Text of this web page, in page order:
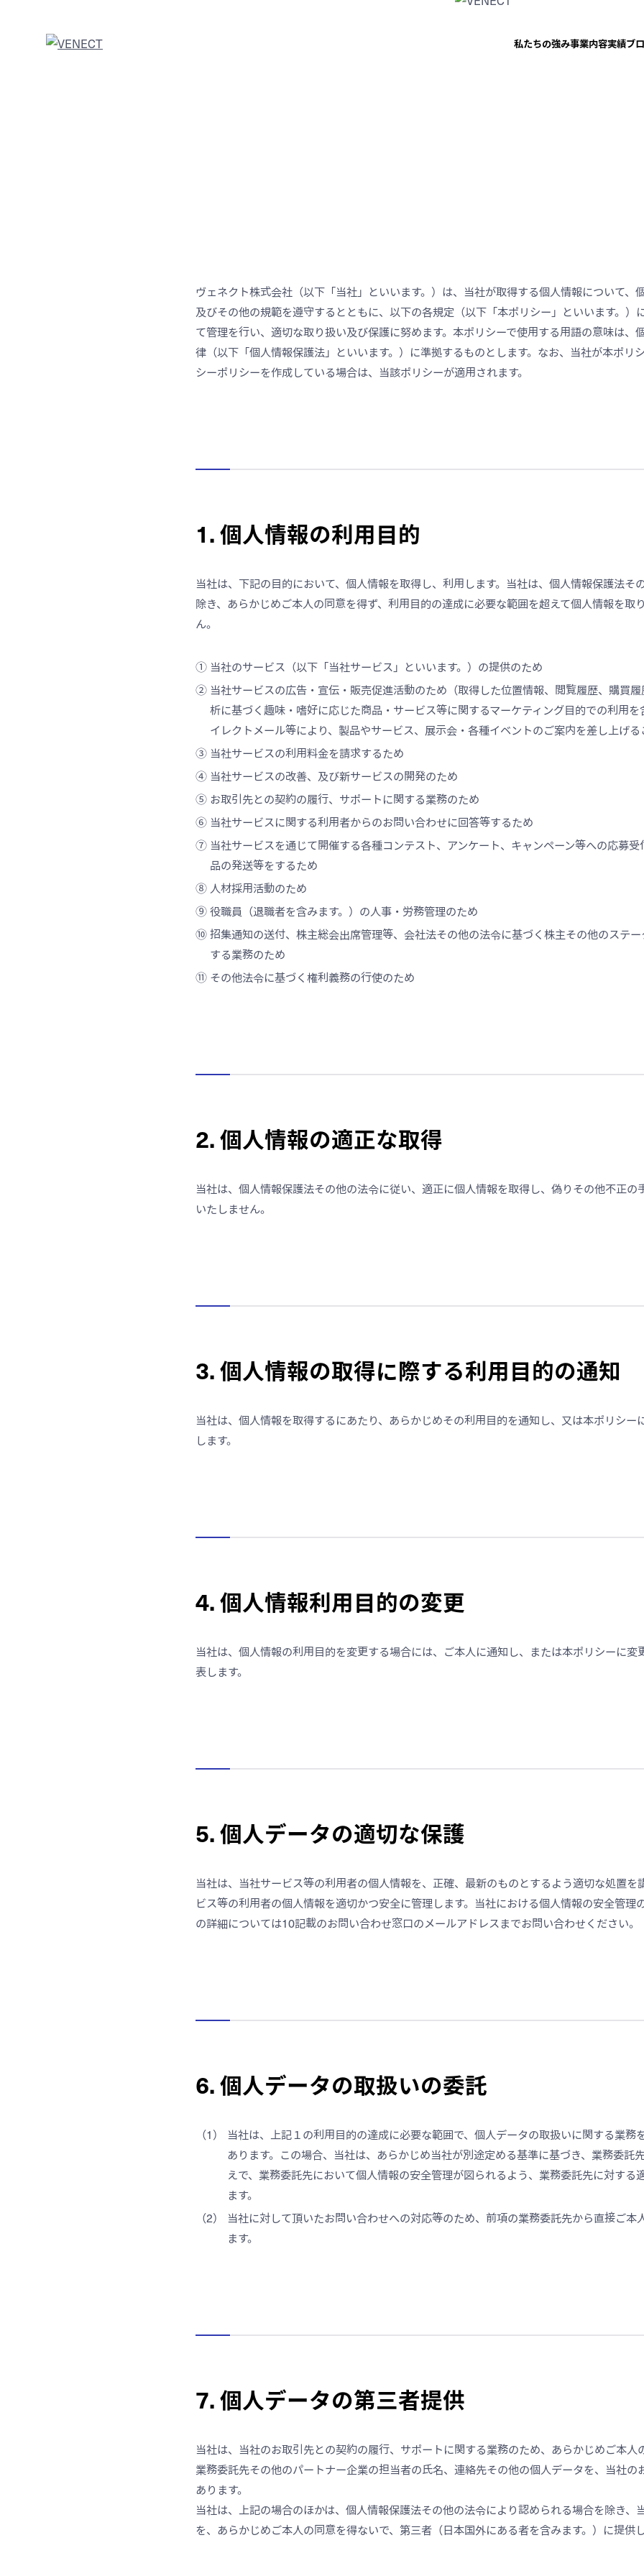
私たちの強み事業内容実績ブ
ヴェネクト株式会社（以下「当社」といいます。）は、当社が取得する個人情報について、
及びその他の規範を遵守するとともに、以下の各規定（以下「本ポリシー」といいます。）
て管理を行い、適切な取り扱い及び保護に努めます。本ポリシーで使用する用語の意味は、
律（以下「個人情報保護法」といいます。）に準拠するものとします。なお、当社が本ポリ
シーポリシーを作成している場合は、当該ポリシーが適用されます。
1. 個人情報の利用目的
当社は、下記の目的において、個人情報を取得し、利用します。当社は、個人情報保護法そ
除き、あらかじめご本人の同意を得ず、利用目的の達成に必要な範囲を超えて個人情報を取
ん。
① 当社のサービス（以下「当社サービス」といいます。）の提供のため
② 当社サービスの広告・宣伝・販売促進活動のため（取得した位置情報、閲覧履歴、購買
析に基づく趣味・嗜好に応じた商品・サービス等に関するマーケティング目的での利用
イレクトメール等により、製品やサービス、展示会・各種イベントのご案内を差し上げる
③ 当社サービスの利用料金を請求するため
④ 当社サービスの改善、及び新サービスの開発のため
⑤ お取引先との契約の履行、サポートに関する業務のため
⑥ 当社サービスに関する利用者からのお問い合わせに回答等するため
⑦ 当社サービスを通じて開催する各種コンテスト、アンケート、キャンペーン等への応募
品の発送等をするため
⑧ 人材採用活動のため
⑨役職員（退職者を含みます。）の人事・労務管理のため
⑩招集通知の送付、株主総会出席管理等、会社法その他の法令に基づく株主その他のステ
する業務のため
⑪ その他法令に基づく権利義務の行使のため
2. 個人情報の適正な取得
当社は、個人情報保護法その他の法令に従い、適正に個人情報を取得し、偽りその他不正の
いたしません。
3. 個人情報の取得に際する利用目的の通知
当社は、個人情報を取得するにあたり、あらかじめその利用目的を通知し、又は本ポリシー
します。
4. 個人情報利用目的の変更
当社は、個人情報の利用目的を変更する場合には、ご本人に通知し、または本ポリシーに変
表します。
5. 個人データの適切な保護
当社は、当社サービス等の利用者の個人情報を、正確、最新のものとするよう適切な処置を
ビス等の利用者の個人情報を適切かつ安全に管理します。当社における個人情報の安全管理
の詳細については10記載のお問い合わせ窓口のメールアドレスまでお問い合わせください。
6. 個人データの取扱いの委託
当社は、上記１の利用目的の達成に必要な範囲で、個人データの取扱いに関する業務
あります。この場合、当社は、あらかじめ当社が別途定める基準に基づき、業務委託
えで、業務委託先において個人情報の安全管理が図られるよう、業務委託先に対する
ます。
当社に対して頂いたお問い合わせへの対応等のため、前項の業務委託先から直接ご本
ます。
7. 個人データの第三者提供
当社は、当社のお取引先との契約の履行、サポートに関する業務のため、あらかじめご本人
業務委託先その他のパートナー企業の担当者の氏名、連絡先その他の個人データを、当社の
あります。
当社は、上記の場合のほかは、個人情報保護法その他の法令により認められる場合を除き、
を、あらかじめご本人の同意を得ないで、第三者（日本国外にある者を含みます。）に提供し